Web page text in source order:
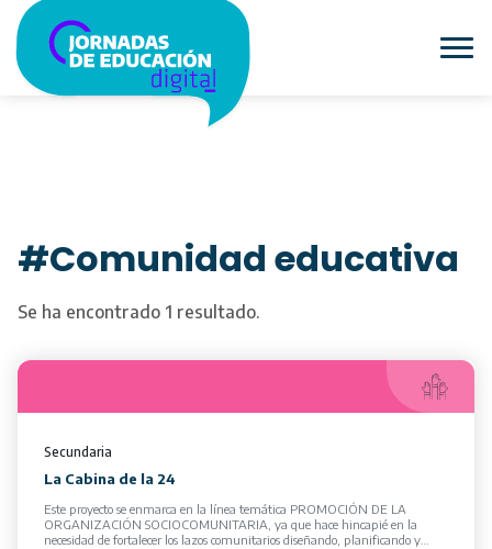
#Comunidad educativa
Se ha encontrado 1 resultado.
Secundaria
La Cabina de la 24
Este proyecto se enmarca en la línea temática PROMOCIÓN DE LA
ORGANIZACIÓN SOCIOCOMUNITARIA, ya que hace hincapié en la
necesidad de fortalecer los lazos comunitarios diseñando, planificando y